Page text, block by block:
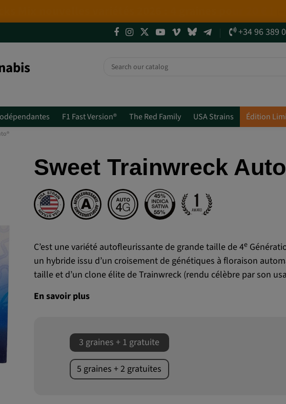
+34 96 389
F1 Fast Version® The Red Family USA Strains Édition
Sweet Trainwreck
C’est une variété autofleurissante de grande taille de 4e
un hybride issu d’un croisement de génétiques à floraison
taille et d’un clone élite de Trainwreck (rendu célèbre par son
En savoir plus
3 graines + 1 gratuite
5 graines + 2 gratuites